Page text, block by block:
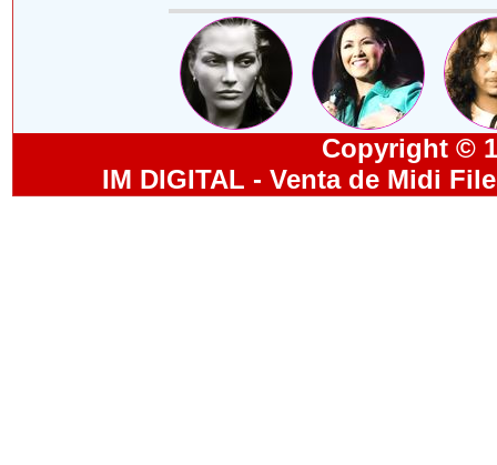
Copyright ©
IM DIGITAL - Venta de Midi